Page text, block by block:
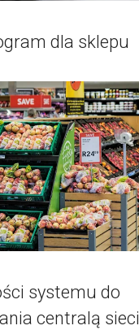
dla sklepu
systemu do
centralą sieci